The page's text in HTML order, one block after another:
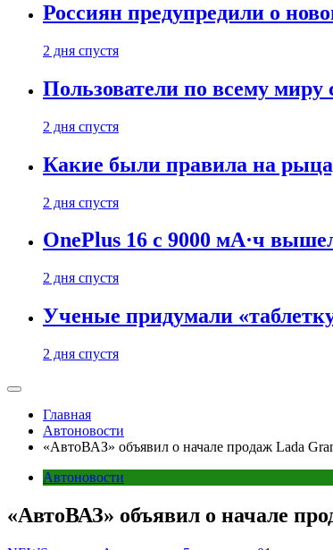
Россиян предупредили о
2 дня спустя
Пользователи по всему миру
2 дня спустя
Какие были правила на
2 дня спустя
OnePlus 16 с 9000 мА·ч
2 дня спустя
Ученые придумали
2 дня спустя
Главная
Автоновости
«АвтоВАЗ» объявил о начале продаж Lada
Автоновости
«АвтоВАЗ» объявил о начале